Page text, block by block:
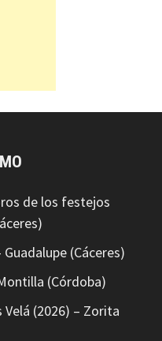
de los festejos
(Cáceres)
(Córdoba)
(2026) – Zorita